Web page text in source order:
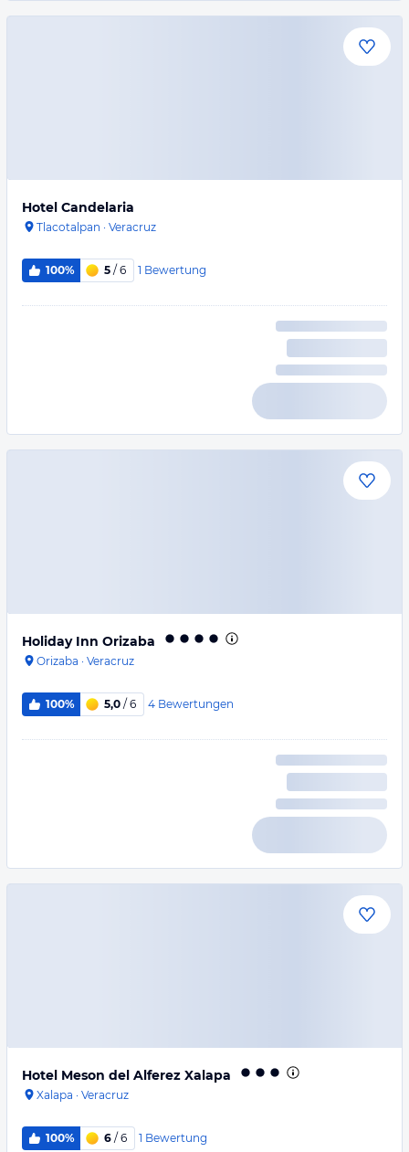
Hotel Candelaria
Tlacotalpan · Veracruz
100% 5 / 6 1 Bewertung
Holiday Inn Orizaba
Orizaba · Veracruz
100% 5,0 / 6 4 Bewertungen
Hotel Meson del Alferez Xalapa
Xalapa · Veracruz
100% 6 / 6 1 Bewertung